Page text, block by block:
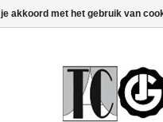
akkoord met het gebruik van